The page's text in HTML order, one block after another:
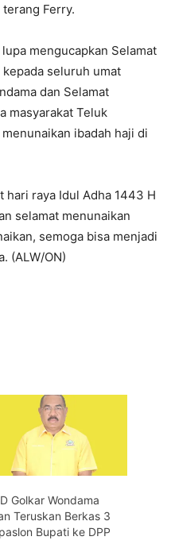
Ferry.
mengucapkan Selamat
kepada seluruh umat
dan Selamat
masyarakat Teluk
ibadah haji di
hari raya Idul Adha 1443 H
selamat menunaikan
semoga bisa menjadi
(ALW/ON)
Golkar Wondama
Teruskan Berkas 3
Bupati ke DPP